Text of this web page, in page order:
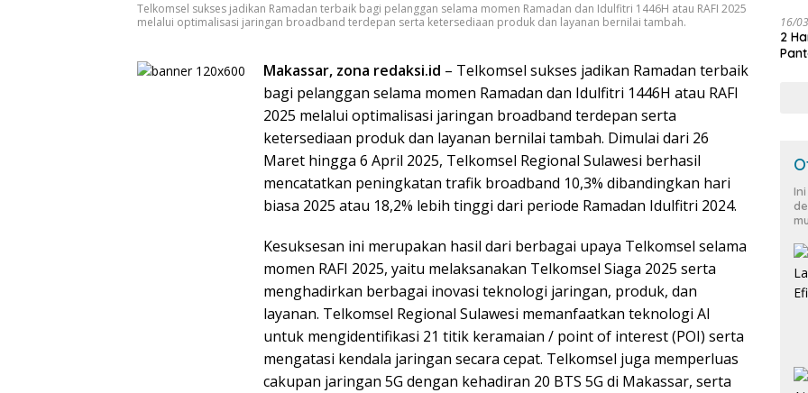
Telkomsel sukses jadikan Ramadan terbaik bagi pelanggan selama momen Ramadan dan Idulfitri 1446H atau RAFI 2025
melalui optimalisasi jaringan broadband terdepan serta ketersediaan produk dan layanan bernilai tambah.
Makassar, zona redaksi.id – Telkomsel sukses jadikan Ramadan terbaik
bagi pelanggan selama momen Ramadan dan Idulfitri 1446H atau RAFI
2025 melalui optimalisasi jaringan broadband terdepan serta
ketersediaan produk dan layanan bernilai tambah. Dimulai dari 26
Maret hingga 6 April 2025, Telkomsel Regional Sulawesi berhasil
mencatatkan peningkatan trafik broadband 10,3% dibandingkan hari
biasa 2025 atau 18,2% lebih tinggi dari periode Ramadan Idulfitri 2024.
Kesuksesan ini merupakan hasil dari berbagai upaya Telkomsel selama
momen RAFI 2025, yaitu melaksanakan Telkomsel Siaga 2025 serta
menghadirkan berbagai inovasi teknologi jaringan, produk, dan
layanan. Telkomsel Regional Sulawesi memanfaatkan teknologi AI
untuk mengidentifikasi 21 titik keramaian / point of interest (POI) serta
mengatasi kendala jaringan secara cepat. Telkomsel juga memperluas
cakupan jaringan 5G dengan kehadiran 20 BTS 5G di Makassar, serta
16/
2